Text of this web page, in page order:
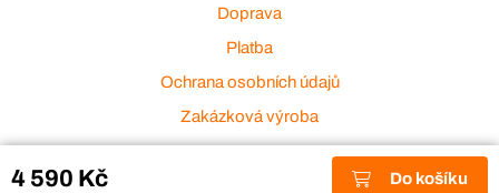
4 590 Kč Do košíku
Doprava
Platba
Ochrana osobních údajů
Zakázková výroba
Zákaznický servis